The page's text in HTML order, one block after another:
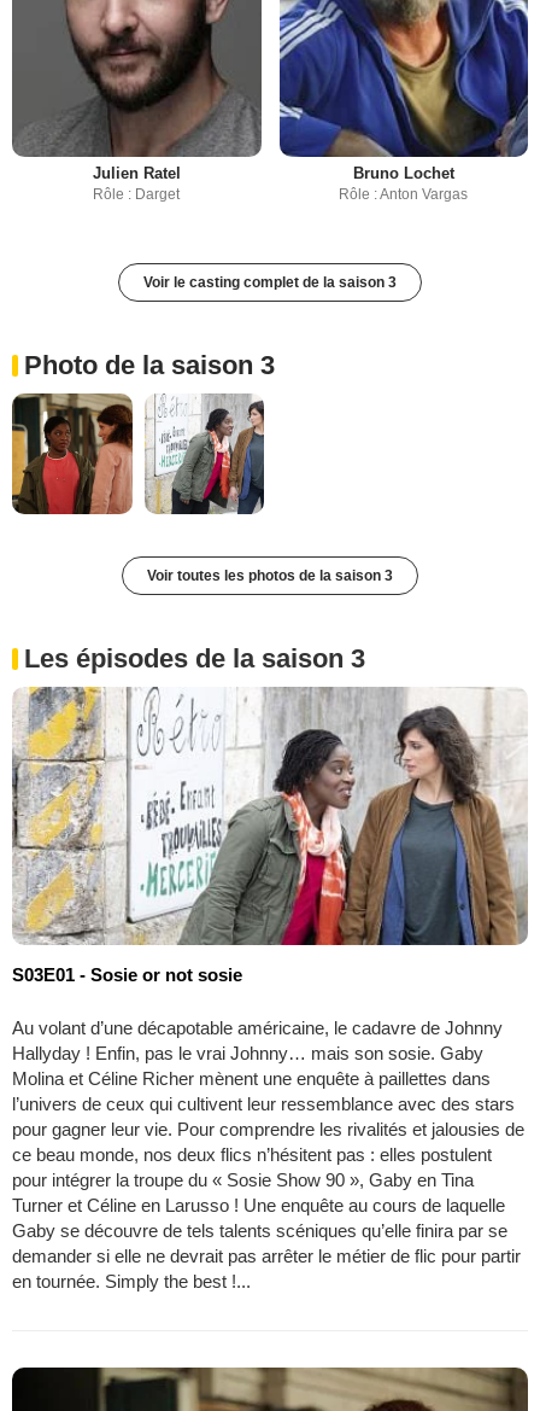
Julien Ratel
Rôle : Darget
Bruno Lochet
Rôle : Anton Vargas
Voir le casting complet de la saison 3
Photo de la saison 3
Voir toutes les photos de la saison 3
Les épisodes de la saison 3
S03E01 - Sosie or not sosie
Au volant d’une décapotable américaine, le cadavre de Johnny
Hallyday ! Enfin, pas le vrai Johnny… mais son sosie. Gaby
Molina et Céline Richer mènent une enquête à paillettes dans
l’univers de ceux qui cultivent leur ressemblance avec des stars
pour gagner leur vie. Pour comprendre les rivalités et jalousies de
ce beau monde, nos deux flics n’hésitent pas : elles postulent
pour intégrer la troupe du « Sosie Show 90 », Gaby en Tina
Turner et Céline en Larusso ! Une enquête au cours de laquelle
Gaby se découvre de tels talents scéniques qu’elle finira par se
demander si elle ne devrait pas arrêter le métier de flic pour partir
en tournée. Simply the best !...